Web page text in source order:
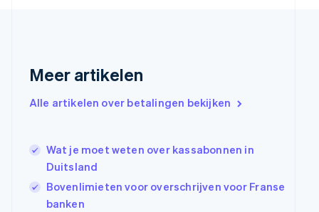
Meer artikelen
Alle artikelen over betalingen bekijken
Wat je moet weten over kassabonnen in
Duitsland
Bovenlimieten voor overschrijven voor Franse
banken
Hongarije
Hongkong SAR, China
English
India
English
Italië
ItalianoEnglish